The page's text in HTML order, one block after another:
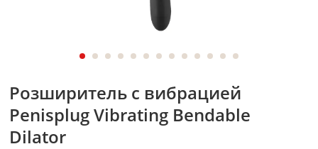
Розширитель с вибрацией
Penisplug Vibrating Bendable
Dilator